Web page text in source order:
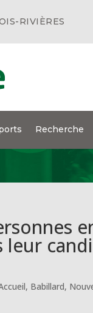
RIVIÈRES
Recherche
leur
, Babillard,